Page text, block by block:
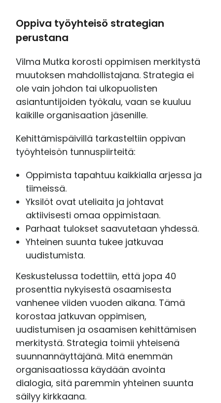
Oppiva työyhteisö strategian
perustana
Vilma Mutka korosti oppimisen merkitystä
muutoksen mahdollistajana. Strategia ei
ole vain johdon tai ulkopuolisten
asiantuntijoiden työkalu, vaan se kuuluu
kaikille organisaation jäsenille.
Kehittämispäivillä tarkasteltiin oppivan
työyhteisön tunnuspiirteitä:
Oppimista tapahtuu kaikkialla arjessa ja
tiimeissä.
Yksilöt ovat uteliaita ja johtavat
aktiivisesti omaa oppimistaan.
Parhaat tulokset saavutetaan yhdessä.
Yhteinen suunta tukee jatkuvaa
uudistumista.
Keskustelussa todettiin, että jopa 40
prosenttia nykyisestä osaamisesta
vanhenee viiden vuoden aikana. Tämä
korostaa jatkuvan oppimisen,
uudistumisen ja osaamisen kehittämisen
merkitystä. Strategia toimii yhteisenä
suunnannäyttäjänä. Mitä enemmän
organisaatiossa käydään avointa
dialogia, sitä paremmin yhteinen suunta
säilyy kirkkaana.